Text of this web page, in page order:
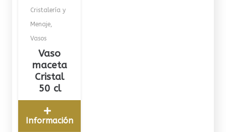
Cristalería y
Menaje
Vasos
Vaso
maceta
Cristal
50 cl
Información